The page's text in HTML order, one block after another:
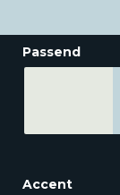
Passend
Accent